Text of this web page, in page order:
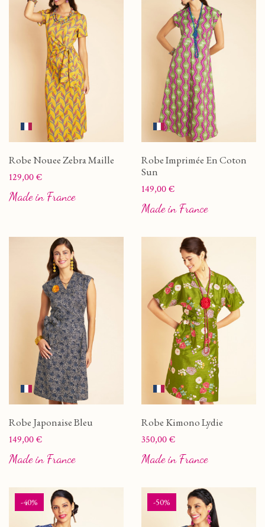
Robe Nouee Zebra Maille
Prix
129,00 €
Made in France
Robe Imprimée En Coton
Sun
Prix
149,00 €
Made in France
Robe Japonaise Bleu
Prix
149,00 €
Made in France
Robe Kimono Lydie
Prix
350,00 €
Made in France
-40% -50%